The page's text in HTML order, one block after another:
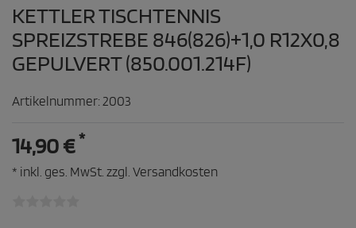
KETTLER TISCHTENNIS
SPREIZSTREBE 846(826)+1,0 R12X0,8
GEPULVERT (850.001.214F)
Artikelnummer: 2003
14,90 €*
* inkl. ges. MwSt. zzgl. Versandkosten